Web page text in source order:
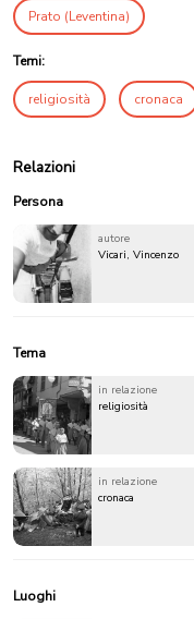
Prato (Leventina)
Temi:
religiosità cronaca
Relazioni
Persona
autore
Vicari, Vincenzo
Tema
in relazione
religiosità
in relazione
cronaca
Luoghi